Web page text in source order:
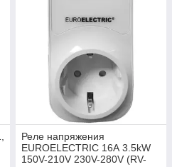
Реле напряжения
EUROELECTRIC 16А 3.5kW
150V-210V 230V-280V (RV-